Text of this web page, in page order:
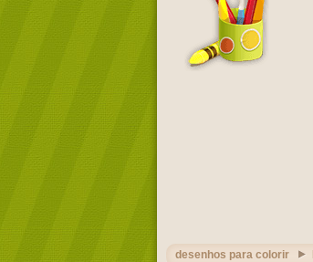
desenhos para colorir